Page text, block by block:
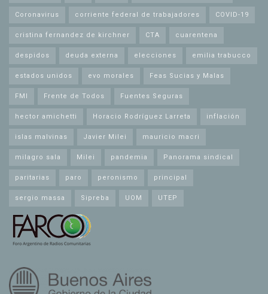
Coronavirus corriente federal de trabajadores COVID-19
cristina fernandez de kirchner CTA cuarentena
despidos deuda externa elecciones emilia trabucco
estados unidos evo morales Feas Sucias y Malas
FMI Frente de Todos Fuentes Seguras
hector amichetti Horacio Rodríguez Larreta inflación
islas malvinas Javier Milei mauricio macri
milagro sala Milei pandemia Panorama sindical
paritarias paro peronismo principal
sergio massa Sipreba UOM UTEP